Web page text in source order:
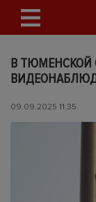
В ТЮМЕНСКОЙ
09.09.2025 11:35